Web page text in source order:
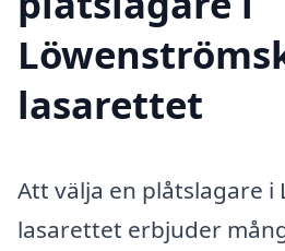
lasarettet
Att välja en plåtslagare i
lasarettet erbjuder